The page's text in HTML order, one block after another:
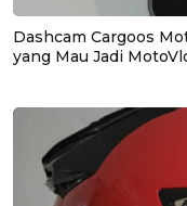
Dashcam Cargoos
yang Mau Jadi